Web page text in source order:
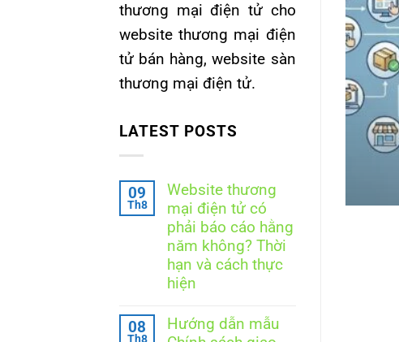
thương mại điện tử cho
website thương mại điện
tử bán hàng, website sàn
thương mại điện tử.
LATEST POSTS
09
Th8
Website thương
mại điện tử có
phải báo cáo hằng
năm không? Thời
hạn và cách thực
hiện
có
bình
08
Th8
Hướng dẫn mẫu
những tài liệu gì? 8 tài
nên chuẩn bị